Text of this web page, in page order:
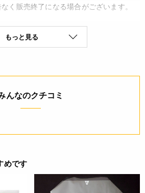
く販売終了になる場合がございます。
いる商品は、ご購入可能な状態にあっ
するものではありません。予めご了承
もっと見る
んなのクチコミ
めです